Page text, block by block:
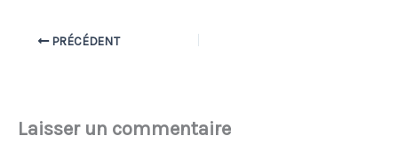
PRÉCÉDENT
Laisser un commentaire